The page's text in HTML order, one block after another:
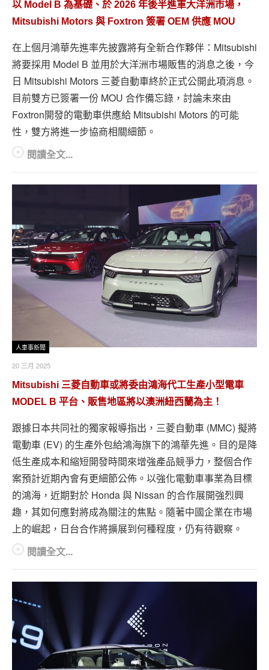
以 Model B 為基礎、於 2026 年後半進軍大洋洲市場，
Mitsubishi Motors 與 Foxtron 簽署 OEM 供應 MOU
在上個月鴻華先進率先披露將有全新合作夥伴：Mitsubishi
將要採用 Model B 並用於大洋洲市場販售的消息之後，今
日 Mitsubishi Motors 三菱自動車終於正式公開此項消息。
目前雙方已簽署一份 MOU 合作備忘錄，討論未來由
Foxtron開發的電動車供應給 Mitsubishi Motors 的可能
性，雙方將進一步協商相關細節。
閱讀全文...
人車事新聞
20 三月 2025
Mitsubishi 三菱自動車或將委由鴻海代工生產小型電車
MODEL B 平台、販售地區將以澳洲紐西蘭為主！
跟據日本共同社的獨家報導指出，三菱自動車 (MMC) 擬將
電動車 (EV) 的生產外包給鴻海旗下的鴻華先進。目的是降
低生產成本和縮短開發時間來增強產品競爭力，整個合作
案預計近期內會有更細節公佈。以強化電動車事業為目標
的鴻海，近期對於 Honda 與 Nissan 的合作展開強烈興
趣，其如何應對將成為關注的焦點。隨著中國企業在市場
上的崛起，日台合作將擴展到何種程度，仍有待觀察。
閱讀全文...